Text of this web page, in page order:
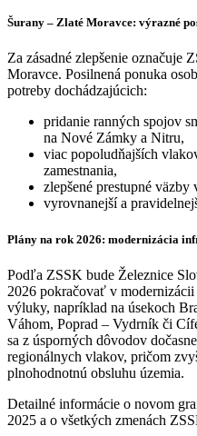
Šurany – Zlaté Moravce: výrazné
Za zásadné zlepšenie označuje
Moravce. Posilnená ponuka
potreby dochádzajúcich:
pridanie ranných spojov
na Nové Zámky a Nitru,
viac popoludňajších
zamestnania,
zlepšené prestupné väzby
vyrovnanejší a
Plány na rok 2026: modernizácia
Podľa ZSSK bude Železnice
2026 pokračovať v
výluky, napríklad na úsekoch
Váhom, Poprad – Vydrník či
sa z úsporných dôvodov
regionálnych vlakov, pričom
plnohodnotnú obsluhu územia.
Detailné informácie o novom
2025 a o všetkých zmenách